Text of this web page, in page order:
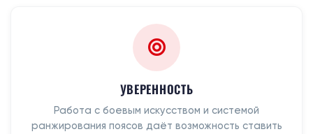
УВЕРЕННОСТЬ
Работа с боевым искусством и системой
ранжирования поясов даёт возможность ставить